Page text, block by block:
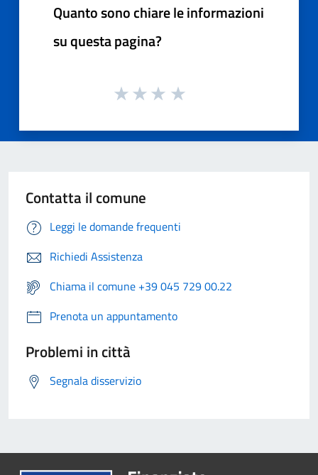
Quanto sono chiare le informazioni
su questa pagina?
Contatta il comune
Leggi le domande frequenti
Richiedi Assistenza
Chiama il comune +39 045 729 00.22
Prenota un appuntamento
Problemi in città
Segnala disservizio